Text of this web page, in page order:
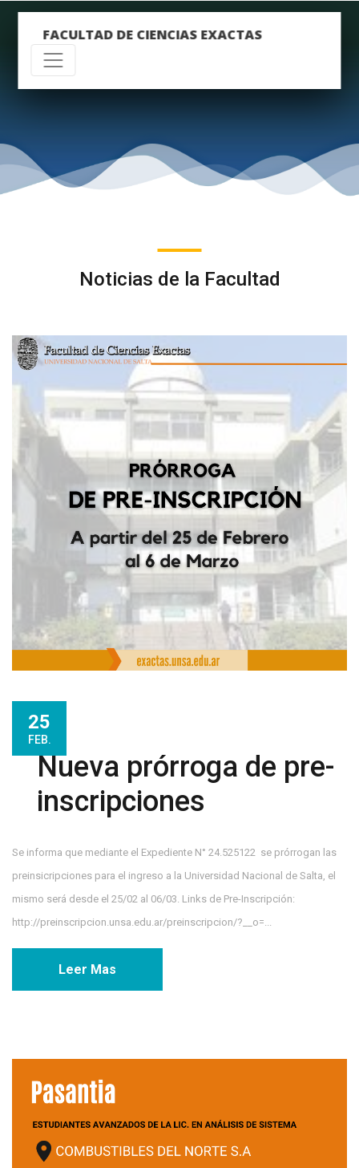
FACULTAD DE CIENCIAS EXACTAS
Noticias de la Facultad
25
FEB.
Nueva prórroga de pre-
inscripciones
Se informa que mediante el Expediente N° 24.525122 se prórrogan las
preinsicripciones para el ingreso a la Universidad Nacional de Salta, el
mismo será desde el 25/02 al 06/03. Links de Pre-Inscripción:
http://preinscripcion.unsa.edu.ar/preinscripcion/?__o=...
Leer Mas